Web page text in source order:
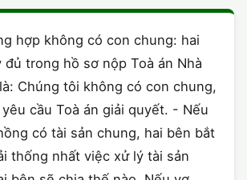
ĐÌNH
hợp không có con chung: hai
đủ trong hồ sơ nộp Toà án Nhà
Chúng tôi không có con chung,
cầu Toà án giải quyết. - Nếu
có tài sản chung, hai bên bắt
thống nhất việc xử lý tài sản